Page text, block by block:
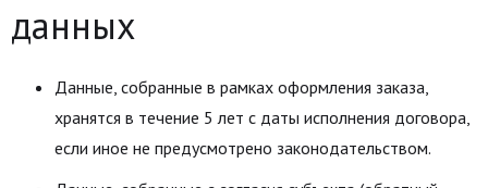
данных
Данные, собранные в рамках оформления заказа,
хранятся в течение 5 лет с даты исполнения договора,
если иное не предусмотрено законодательством.